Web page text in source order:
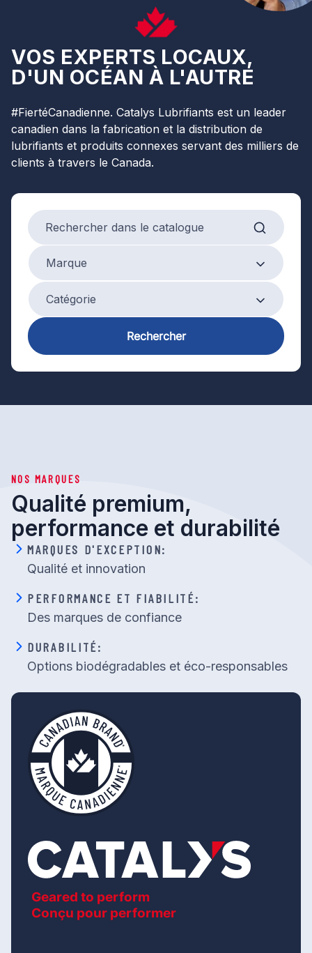
VOS EXPERTS LOCAUX,
D'UN OCÉAN À L'AUTRE
#FiertéCanadienne. Catalys Lubrifiants est un leader
canadien dans la fabrication et la distribution de
lubrifiants et produits connexes servant des milliers de
clients à travers le Canada.
Search products
Marque
Marque
Product Category
Catégorie
Rechercher
NOS MARQUES
Qualité premium,
performance et durabilité
MARQUES D'EXCEPTION:
Qualité et innovation
PERFORMANCE ET FIABILITÉ:
Des marques de confiance
DURABILITÉ:
Options biodégradables et éco-responsables
Geared to perform
Conçu pour performer